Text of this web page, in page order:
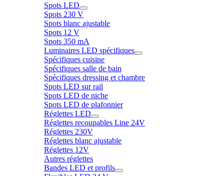
Spots LED
Spots 230 V
Spots blanc ajustable
Spots 12 V
Spots 350 mA
Luminaires LED spécifiques
Spécifiques cuisine
Spécifiques salle de bain
Spécifiques dressing et chambre
Spots LED sur rail
Spots LED de niche
Spots LED de plafonnier
Réglettes LED
Réglettes recoupables Line 24V
Réglettes 230V
Réglettes blanc ajustable
Réglettes 12V
Autres réglettes
Bandes LED et profils